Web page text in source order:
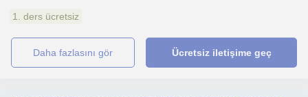
1. ders ücretsiz
daha fazlasını gör Ücretsiz iletişime geç